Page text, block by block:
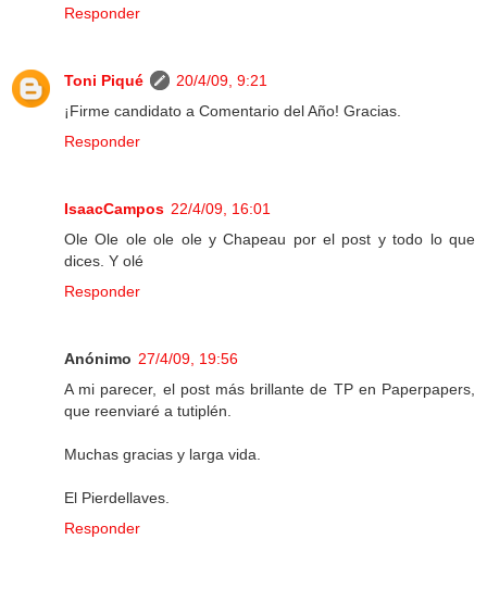
Responder
Toni Piqué
20/4/09, 9:21
¡Firme candidato a Comentario del Año! Gracias.
Responder
IsaacCampos 22/4/09, 16:01
Ole Ole ole ole ole y Chapeau por el post y todo lo que
dices. Y olé
Responder
Anónimo 27/4/09, 19:56
A mi parecer, el post más brillante de TP en Paperpapers,
que reenviaré a tutiplén.
Muchas gracias y larga vida.
El Pierdellaves.
Responder